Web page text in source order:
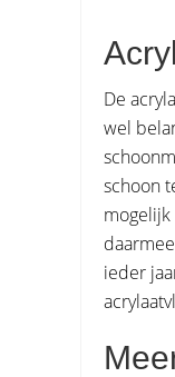
De
wel
schoon
ieder